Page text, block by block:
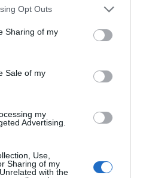
Opt Outs
Sharing of my
Sale of my
my
Advertising.
Use,
Sharing of my
with the
költöző csapat
és valahogyan
ez pénzügyi
azt
új arénáját
politika és
tartozott a